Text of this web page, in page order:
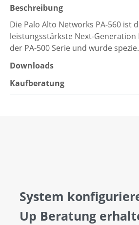
Beschreibung
Die Palo Alto Networks PA-560 ist
leistungsstärkste Next-Generation
der PA-500 Serie und wurde
Downloads
Kaufberatung
System
Up Beratung